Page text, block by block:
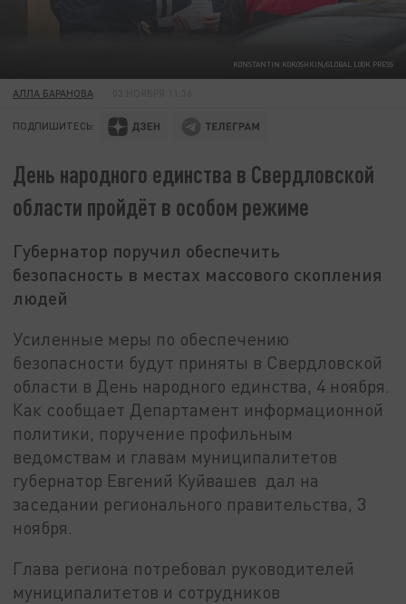
KONSTANTIN KOKOSHKIN/GLOBAL LOOK PRESS
АЛЛА БАРАНОВА
ПОДПИШИТЕСЬ:
День народного единства в Свердловской
области пройдёт в особом режиме
Губернатор поручил обеспечить
безопасность в местах массового скопления
людей
Усиленные меры по обеспечению
безопасности будут приняты в Свердловской
области в День народного единства, 4 ноября.
Как сообщает Департамент информационной
политики, поручение профильным
ведомствам и главам муниципалитетов
губернатор Евгений Куйвашев дал на
заседании регионального правительства, 3
ноября.
Глава региона потребовал руководителей
муниципалитетов и сотрудников